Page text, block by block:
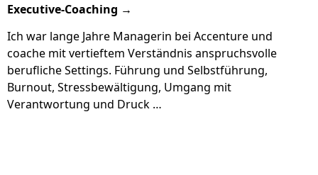
Executive-Coaching →
Ich war lange Jahre Managerin bei Accenture und
coache mit vertieftem Verständnis anspruchsvolle
berufliche Settings. Führung und Selbstführung,
Burnout, Stressbewältigung, Umgang mit
Verantwortung und Druck …